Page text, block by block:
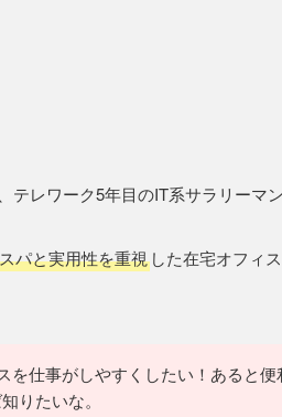
テレワーク5年目のIT系サラリーマ
パと実用性を重視 した在宅オフィ
を仕事がしやすくしたい！あると
りたいな。